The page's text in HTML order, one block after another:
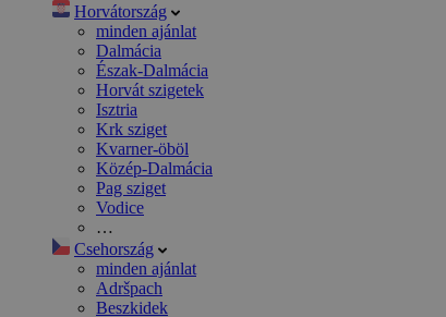
Horvátország
minden ajánlat
Dalmácia
Észak-Dalmácia
Horvát szigetek
Isztria
Krk sziget
Kvarner-öböl
Közép-Dalmácia
Pag sziget
Vodice
…
Csehország
minden ajánlat
Adršpach
Beszkidek